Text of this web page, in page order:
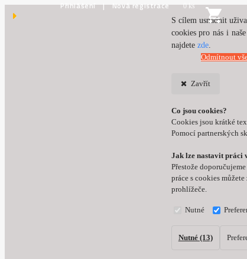
S cílem usnadnit
cookies pro nás i
najdete zde.
Odmítnout
Zavřít
Co jsou cookies?
Cookies jsou krátké
Pomocí partnerských
Jak lze nastavit práci
Přestože
práce s cookies
prohlížeče.
Nutné
Nutné (13)
Přihlášení Nová registrace 0 ks